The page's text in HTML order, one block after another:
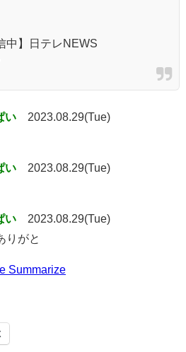
中】日テレNEWS
い
2023.08.29(Tue)
い
2023.08.29(Tue)
い
2023.08.29(Tue)
りがと
Summarize